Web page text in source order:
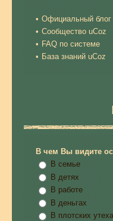
Официальный блог
Сообщество uCoz
FAQ по системе
База знаний uCoz
В чем Вы видите
В семье
В детях
В работе
В деньгах
В плотских